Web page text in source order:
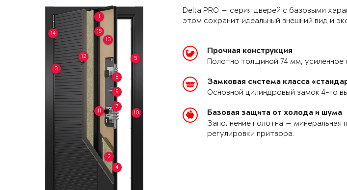
1
2
3
4
5
7
8
9
10
11
12
13
14 15
Delta PRO — серия дверей с базовыми
этом сохранит идеальный внешний вид и
Прочная конструкция
Полотно толщиной 74 мм, усиленное
Замковая система класса
Основной цилиндровый замок 4-го
Базовая защита от холода и шума
Заполнение полотна — минеральная
регулировки притвора.